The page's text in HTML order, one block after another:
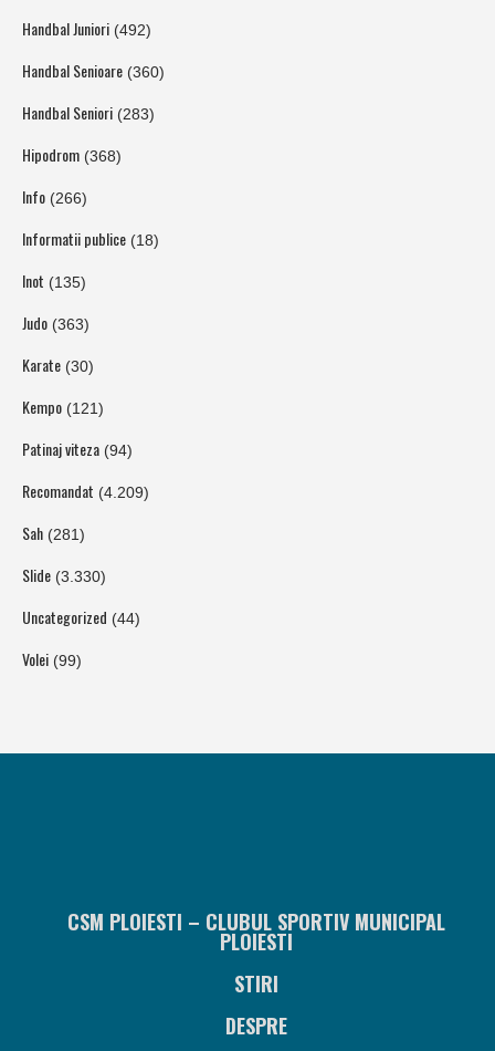
Handbal Juniori (492)
Handbal Senioare (360)
Handbal Seniori (283)
Hipodrom (368)
Info (266)
Informatii publice (18)
Inot (135)
Judo (363)
Karate (30)
Kempo (121)
Patinaj viteza (94)
Recomandat (4.209)
Sah (281)
Slide (3.330)
Uncategorized (44)
Volei (99)
CSM PLOIESTI – CLUBUL SPORTIV MUNICIPAL
PLOIESTI
STIRI
DESPRE